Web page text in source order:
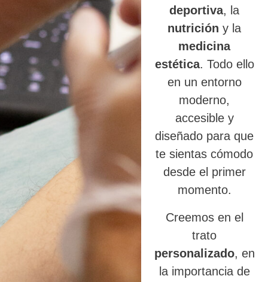
deportiva, la
nutrición y la
medicina
estética. Todo ello
en un entorno
moderno,
accesible y
diseñado para que
te sientas cómodo
desde el primer
momento.
Creemos en el
trato
personalizado, en
la importancia de